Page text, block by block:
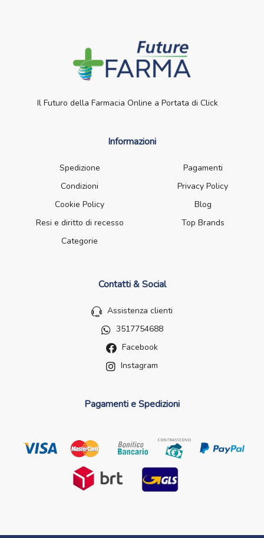
Il Futuro della Farmacia Online a Portata di Click
Informazioni
Spedizione
Pagamenti
Condizioni
Privacy Policy
Cookie Policy
Blog
Resi e diritto di recesso
Top Brands
Categorie
Contatti & Social
Assistenza clienti
3517754688
Facebook
Instagram
Pagamenti e Spedizioni